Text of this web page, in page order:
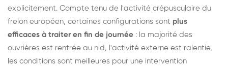
explicitement. Compte tenu de l'activité crépusculaire du
frelon européen, certaines configurations sont plus
efficaces à traiter en fin de journée : la majorité des
ouvrières est rentrée au nid, l'activité externe est ralentie,
les conditions sont meilleures pour une intervention